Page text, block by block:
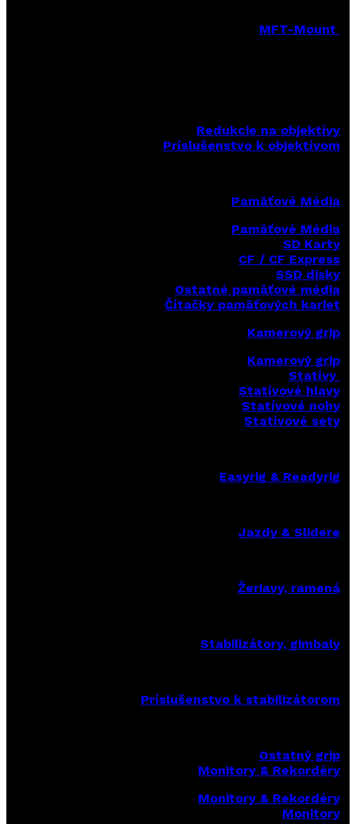
MFT-Mount
Redukcie na objektívy
Príslušenstvo k objektívom
Pamäťové Média
Pamäťové Média
SD Karty
CF / CF Express
SSD disky
Ostatné pamäťové média
Čítačky pamäťových kariet
Kamerový grip
Kamerový grip
Statívy
Statívové hlavy
Statívové nohy
Statívové sety
Easyrig & Readyrig
Jazdy & Slidere
Žeriavy, ramená
Stabilizátory, gimbaly
Príslušenstvo k stabilizátorom
Ostatný grip
Monitory & Rekordéry
Monitory & Rekordéry
Monitory